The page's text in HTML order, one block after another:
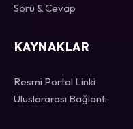
Soru & Cevap
KAYNAKLAR
Resmi Portal Linki
Uluslararası Bağlantı